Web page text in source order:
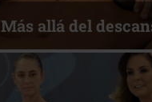
Energía que